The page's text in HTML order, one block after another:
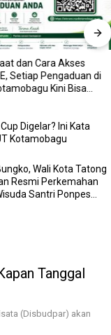
dan Cara Akses
Setiap Pengaduan di
Kini Bisa
Digelar? Ini Kata
Kotamobagu
Wali Kota Tatong
Resmi Perkemahan
Santri Ponpes
Tanggal
(Disbudpar) akan